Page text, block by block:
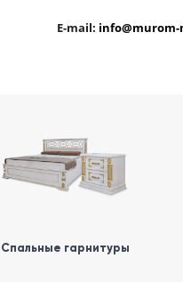
E-mail:
Спальные гарнитуры